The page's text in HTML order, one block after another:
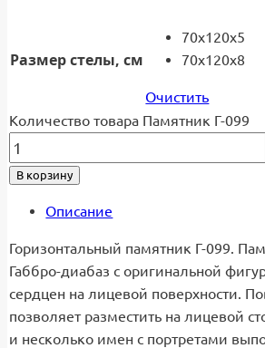
Размер стелы, см
70x120x5
70x120x8
Очистить
Количество товара Памятник Г-099
В корзину
Описание
Горизонтальный памятник Г-099.
Габбро-диабаз с оригинальной
сердцен на лицевой поверхности.
позволяет разместить на лицевой
и несколько имен с портретами